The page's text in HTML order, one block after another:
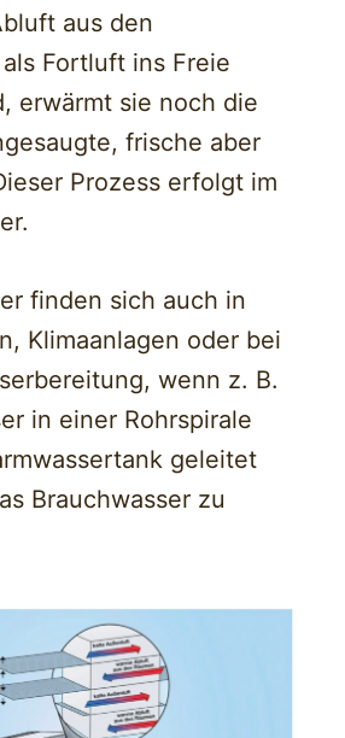
aus den
Fortluft ins Freie
erwärmt sie noch die
frische aber
Prozess erfolgt im
finden sich auch in
Klimaanlagen oder bei
wenn z. B.
in einer Rohrspirale
geleitet
Brauchwasser zu